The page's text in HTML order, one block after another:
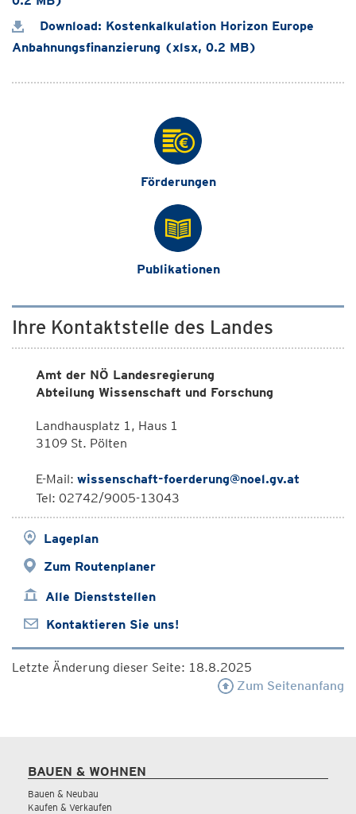
Download: Kostenkalkulation Horizon Europe
Anbahnungsfinanzierung (xlsx, 0.2 MB)
Förderungen
Publikationen
Ihre Kontaktstelle des Landes
Amt der NÖ Landesregierung
Abteilung Wissenschaft und Forschung
Landhausplatz 1, Haus 1
3109 St. Pölten
E-Mail: wissenschaft-foerderung@noel.gv.at
Tel: 02742/9005-13043
Lageplan
Zum Routenplaner
Alle Dienststellen
Kontaktieren Sie uns!
Letzte Änderung dieser Seite: 18.8.2025
Zum Seitenanfang
BAUEN & WOHNEN
Bauen & Neubau
Kaufen & Verkaufen